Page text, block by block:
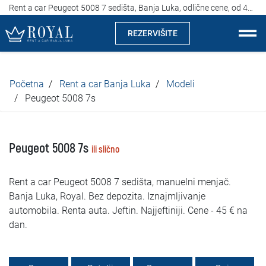
REZERVIŠITE
Kompanija
Lokacije
Iznajmljivanje vozila
Cijene
Početna Rent a car Banja Luka
Modeli
Peugeot 5008 7s
Peugeot 5008 7s ili slično
Rent a car Peugeot 5008 7 sedišta, manuelni menjač.
Banja Luka, Royal. Bez depozita. Iznajmljivanje
automobila. Renta auta. Jeftin. Najjeftiniji. Cene - 45 € na
dan.